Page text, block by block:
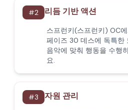
#2 리듬 기반 액션
스프런키(스프런키) OC
페이즈 30 데스에 독특한
음악에 맞춰 행동을 수행
요.
#3 자원 관리